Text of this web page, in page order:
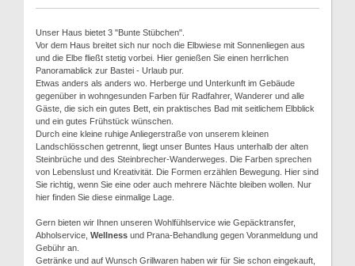
Unser Haus bietet 3 "Bunte Stübchen".
Vor dem Haus breitet sich nur noch die Elbwiese mit Sonnenliegen aus
und die Elbe fließt stetig vorbei. Hier genießen Sie einen herrlichen
Panoramablick zur Bastei - Urlaub pur.
Etwas anders als anders wo. Herberge und Unterkunft im Gebäude
gegenüber in wohngesunden Farben für Radfahrer, Wanderer und alle
Gäste, die sich ein gutes Bett, ein praktisches Bad mit seitlichem Elbblick
und ein gutes Frühstück wünschen.
Durch eine kleine ruhige Anliegerstraße von unserem kleinen
Landschlösschen getrennt, liegt unser Buntes Haus unterhalb der alten
Steinbrüche und des Steinbrecher-Wanderweges. Die Farben sprechen
von Lebenslust und Kreativität. Die Formen erzählen Bewegung. Hier sind
Sie richtig, wenn Sie eine oder auch mehrere Nächte bleiben wollen. Nur
hier finden Sie diese einmalige Lage.
Gern bieten wir Ihnen unseren Wohlfühlservice wie Gepäcktransfer,
Abholservice, Wellness und Prana-Behandlung gegen Voranmeldung und
Gebühr an.
Getränke und auf Wunsch Grillwaren haben wir für Sie schon eingekauft,